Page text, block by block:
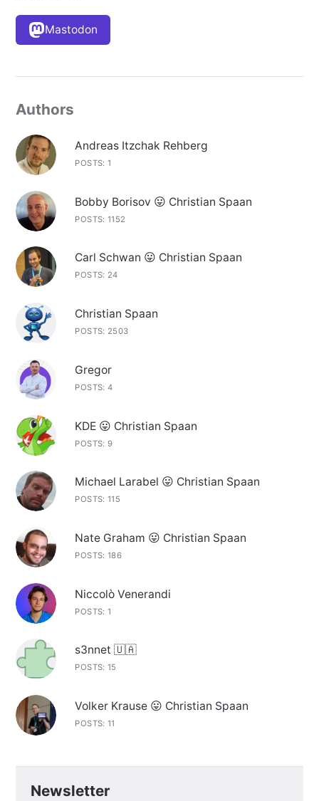
Mastodon
Authors
Andreas Itzchak Rehberg
POSTS: 1
Bobby Borisov 😛 Christian Spaan
POSTS: 1152
Carl Schwan 😛 Christian Spaan
POSTS: 24
Christian Spaan
POSTS: 2503
Gregor
POSTS: 4
KDE 😛 Christian Spaan
POSTS: 9
Michael Larabel 😛 Christian Spaan
POSTS: 115
Nate Graham 😛 Christian Spaan
POSTS: 186
Niccolò Venerandi
POSTS: 1
s3nnet 🇺🇦
POSTS: 15
Volker Krause 😛 Christian Spaan
POSTS: 11
Newsletter